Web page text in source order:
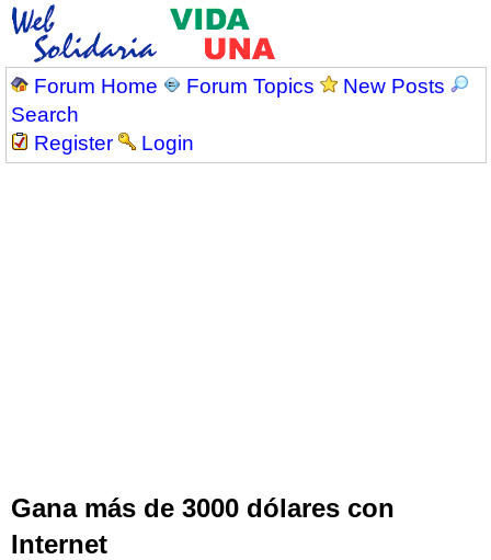
Forum Home Forum Topics
New Posts
Search
Register
Login
Gana más de 3000 dólares con
Internet